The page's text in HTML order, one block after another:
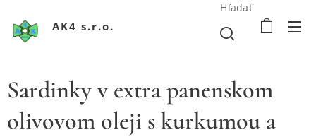
AK4 s.r.o.
Hľadať
Sardinky v extra panenskom
olivovom oleji s kurkumou a